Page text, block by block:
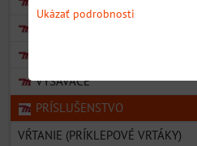
VYSÁVAČE
PRÍSLUŠENSTVO
VŔTANIE (PRÍKLEPOVÉ VRTÁKY)
Ukázať podrobnosti